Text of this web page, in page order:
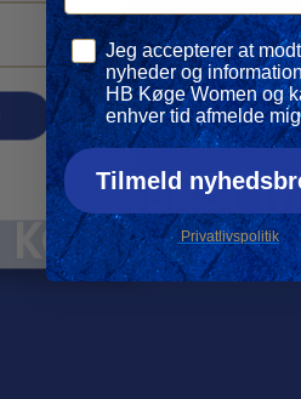
KØGE
Privatlivspolitik
Jeg accepterer at
nyheder og
HB Køge Women og
enhver tid afmelde
Tilmeld
Privatlivspolitik